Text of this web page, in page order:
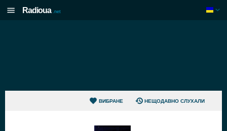
Radioua .net
ВИБРАНЕ НЕЩОДАВНО СЛУХАЛИ